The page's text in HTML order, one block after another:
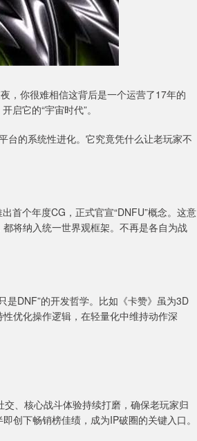
，你很难相信这背后是一个运营了17年的
它的“宇宙时代”。
台的系统性进化。它究竟凭什么让老玩家不
首个年度CG，正式官宣“DNFU”概念。这意
将纳入统一世界观框架。不再是各自为战
是DNF”的开发哲学。比如《卡赞》虽为3D
优化操作逻辑，在轻量化中维持动作深
、核心战斗体验持续打磨，确保老玩家归
创下畅销榜佳绩，成为IP破圈的关键入口。